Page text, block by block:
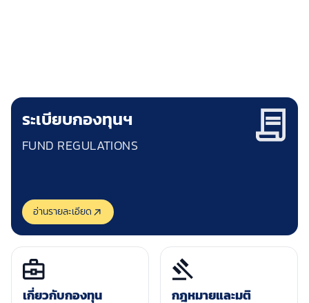
ระเบียบกองทุนฯ
FUND REGULATIONS
อ่านรายละเอียด
เกี่ยวกับกองทุน กฎหมายและมติ